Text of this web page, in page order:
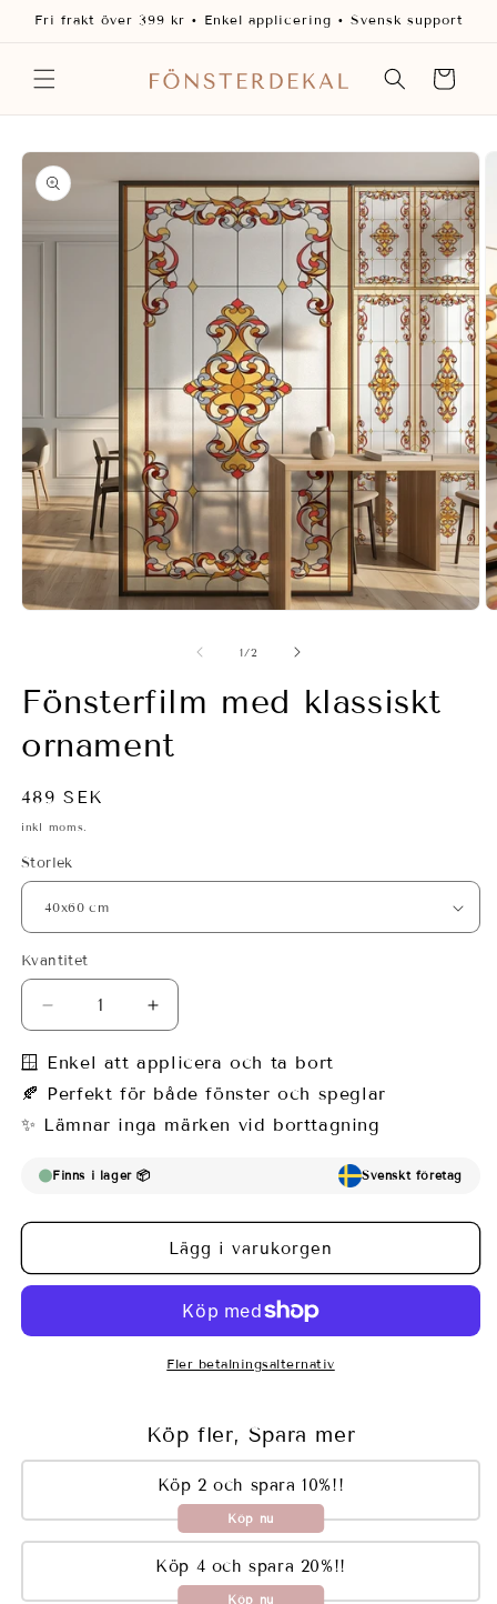
vidare
Fri frakt över 399 kr • Enkel applicering • Svensk support
Varukorg
vidare till
1/av
2
Fönsterfilm med klassiskt
ornament
Ordinarie
pris
489 SEK
inkl moms.
Storlek
Kvantitet
Minska
kvantitet
för
Fönsterfilm
klassiskt
Öka
kvantitet
för
Fönsterfilm
klassiskt
🪟 Enkel att applicera och ta bort
🍂 Perfekt för både fönster och speglar
✨ Lämnar inga märken vid borttagning
Finns i lager 📦 Svenskt företag
Lägg i varukorgen
Fler betalningsalternativ
Köp fler, Spara mer
Köp 2 och spara 10%!!
Köp nu
Köp 4 och spara 20%!!
Köp nu